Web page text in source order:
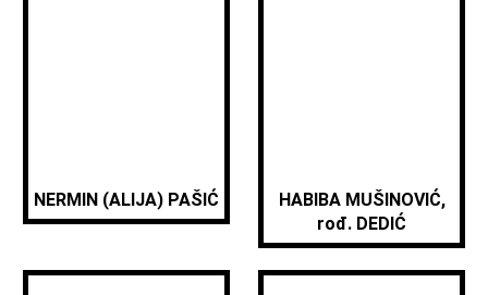
NERMIN (ALIJA) PAŠIĆ
HABIBA MUŠINOVIĆ,
rođ. DEDIĆ